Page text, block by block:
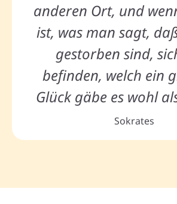
anderen Ort, und
ist, was man sagt,
gestorben sind,
befinden, welch ein
Glück gäbe es wohl
Sokrates